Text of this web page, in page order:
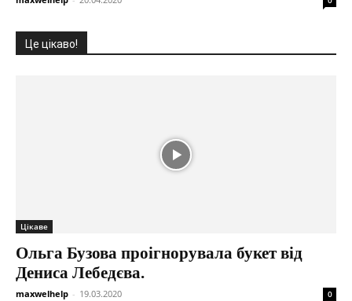
Це цікаво!
Цікаве
Ольга Бузова проігнорувала букет від
Дениса Лебедєва.
maxwelhelp - 19.03.2020 0